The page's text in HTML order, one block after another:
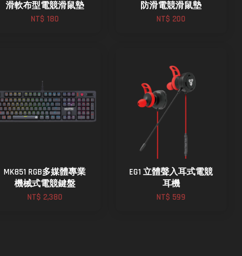
滑軟布型電競滑鼠墊
NT$ 180
防滑電競滑鼠墊
NT$ 200
MK851 RGB多媒體專業
機械式電競鍵盤
NT$ 2,380
EG1 立體聲入耳式電競
耳機
NT$ 599